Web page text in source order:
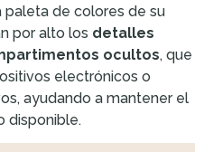
paleta de colores de su
por alto los detalles
ocultos, que
electrónicos o
ayudando a mantener el
disponible.